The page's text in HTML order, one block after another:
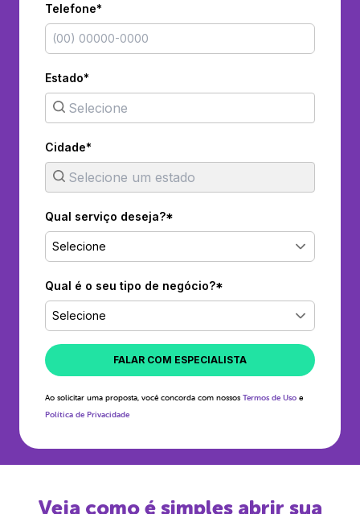
Telefone*
Estado*
Cidade*
Qual serviço deseja?*
Selecione
Qual é o seu tipo de negócio?*
Selecione
FALAR COM ESPECIALISTA
Ao solicitar uma proposta, você concorda com nossos Termos de Uso e
Política de Privacidade
Veja como é simples abrir sua